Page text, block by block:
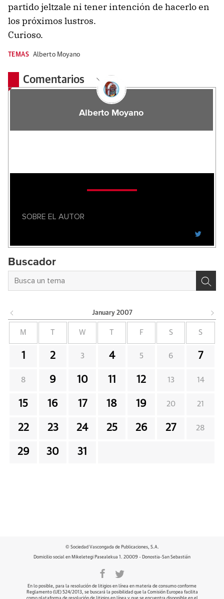
partido jeltzale ni tener intención de hacerlo en
los próximos lustros.
Curioso.
TEMAS Alberto Moyano
Comentarios
Alberto Moyano
SOBRE EL AUTOR
Buscador
January 2007
M W F S S
1 2 3 4 5 6 7
8 9 10 11 12 13 14
15 16 17 18 19 20 21
22 23 24 25 26 27 28
29 30 31
© Sociedad Vascongada de Publicaciones, S.A.
Domicilio social en Mikeletegi Pasealekua 1. 20009 - Donostia-San Sebastián
En lo posible, para la resolución de litigios en línea en materia de consumo conforme
Reglamento (UE) 524/2013, se buscará la posibilidad que la Comisión Europea facilita